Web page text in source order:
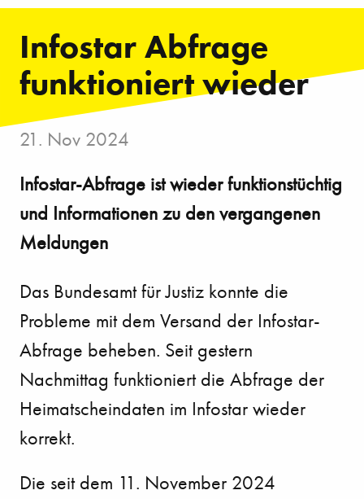
Infostar Abfrage
funktioniert wieder
21. Nov 2024
Infostar-Abfrage ist wieder funktionstüchtig
und Informationen zu den vergangenen
Meldungen
Das Bundesamt für Justiz konnte die
Probleme mit dem Versand der Infostar-
Abfrage beheben. Seit gestern
Nachmittag funktioniert die Abfrage der
Heimatscheindaten im Infostar wieder
korrekt.
Die seit dem 11. November 2024